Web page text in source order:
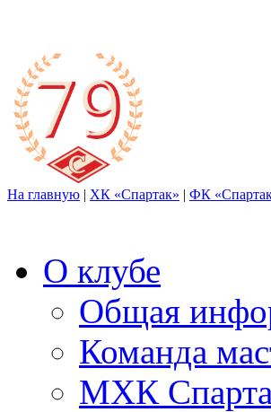
На главную | ХК «Спартак» | ФК
О клубе
Общая
Команда
МХК